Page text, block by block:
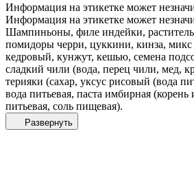
Информация на этикетке может
Информация на этикетке может
Шампиньоны, филе индейки,
помидоры черри, цуккини, кинза, микс
кедровый, кунжут, кешью, семена
сладкий чили (вода, перец чили, мед,
терияки (сахар, уксус рисовый (вода
вода питьевая, паста имбирная
питьевая, соль пищевая).
Развернуть